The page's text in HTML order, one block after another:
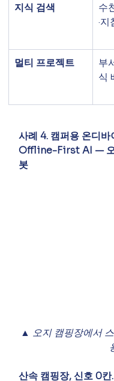
지식 검색
수
·
멀티 프로젝트
부
식
사례 4. 캠퍼용 온디
Offline-First AI — 오
봇
▲ 오지 캠핑장에서
산속 캠핑장, 신호 0